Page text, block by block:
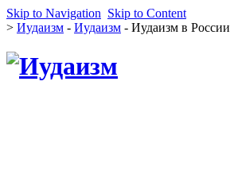
Skip to Navigation Skip to Content
> Иудаизм - Иудаизм - Иудаизм в России